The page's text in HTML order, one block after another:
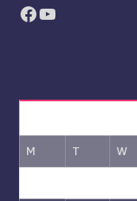
Facebook
YouTube
M T W